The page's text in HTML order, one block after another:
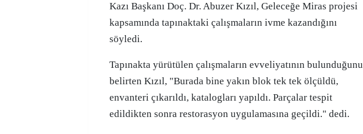
Kazı Başkanı Doç. Dr. Abuzer Kızıl, Geleceğe Miras projesi
kapsamında tapınaktaki çalışmaların ivme kazandığını
söyledi.
Tapınakta yürütülen çalışmaların evveliyatının bulunduğunu
belirten Kızıl, "Burada bine yakın blok tek tek ölçüldü,
envanteri çıkarıldı, katalogları yapıldı. Parçalar tespit
edildikten sonra restorasyon uygulamasına geçildi." dedi.